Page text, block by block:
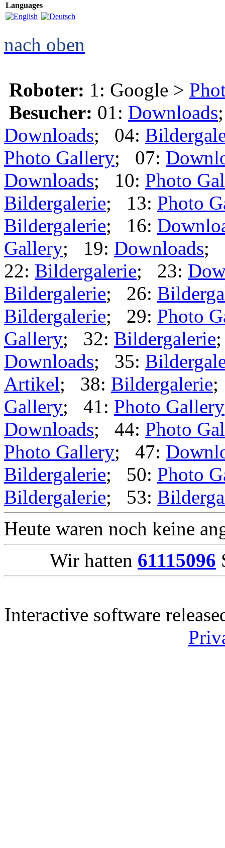
Languages
nach oben
Roboter: 1: Google >
Besucher: 01: Downloads
Downloads; 04:
Photo Gallery; 07:
Downloads; 10: Photo
Bildergalerie; 13: Photo
Bildergalerie; 16:
Gallery; 19: Downloads;
22: Bildergalerie; 23:
Bildergalerie; 26:
Bildergalerie; 29: Photo
Gallery; 32: Bildergalerie
Downloads; 35:
Artikel; 38: Bildergalerie
Gallery; 41: Photo Gallery
Downloads; 44: Photo
Photo Gallery; 47:
Bildergalerie; 50: Photo
Bildergalerie; 53:
Heute waren noch keine
Wir hatten 61115096
Interactive software